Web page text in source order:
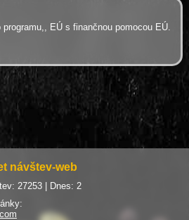
EÚ s finančnou pomocou EÚ.
návštev-web
27253 | Dnes: 2